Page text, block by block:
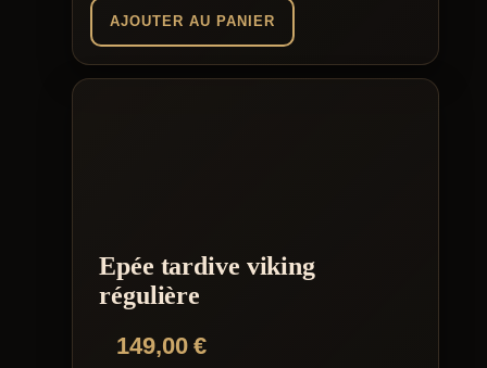
AJOUTER AU PANIER
Epée tardive viking
régulière
149,00€